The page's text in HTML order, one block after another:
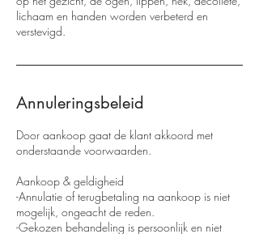
lichaam en handen worden verbeterd en
verstevigd.
Annuleringsbeleid
Door aankoop gaat de klant akkoord met
onderstaande voorwaarden.
Aankoop & geldigheid
-Annulatie of terugbetaling na aankoop is niet
mogelijk, ongeacht de reden.
-Gekozen behandeling is persoonlijk en niet